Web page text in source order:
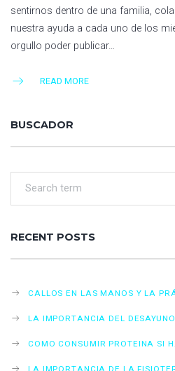
sentirnos dentro de una familia,
nuestra ayuda a cada uno de los
orgullo poder publicar…
READ MORE
BUSCADOR
RECENT POSTS
CALLOS EN LAS MANOS Y LA
LA IMPORTANCIA DEL
COMO CONSUMIR PROTEINA SI
LA IMPORTANCIA DE LA